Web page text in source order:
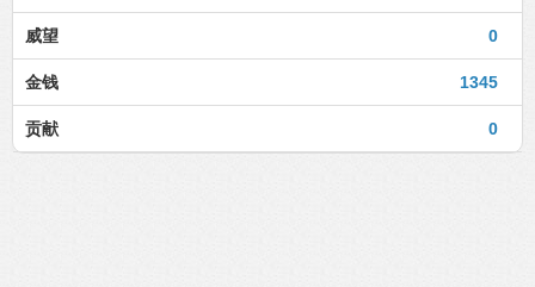
0
威望
1345
金钱
0
贡献